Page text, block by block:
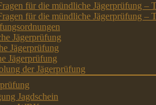
für die mündliche Jägerprüfung –
für die mündliche Jägerprüfung –
Jägerprüfung
Jägerprüfung
Jägerprüfung
der Jägerprüfung
Jagdschein